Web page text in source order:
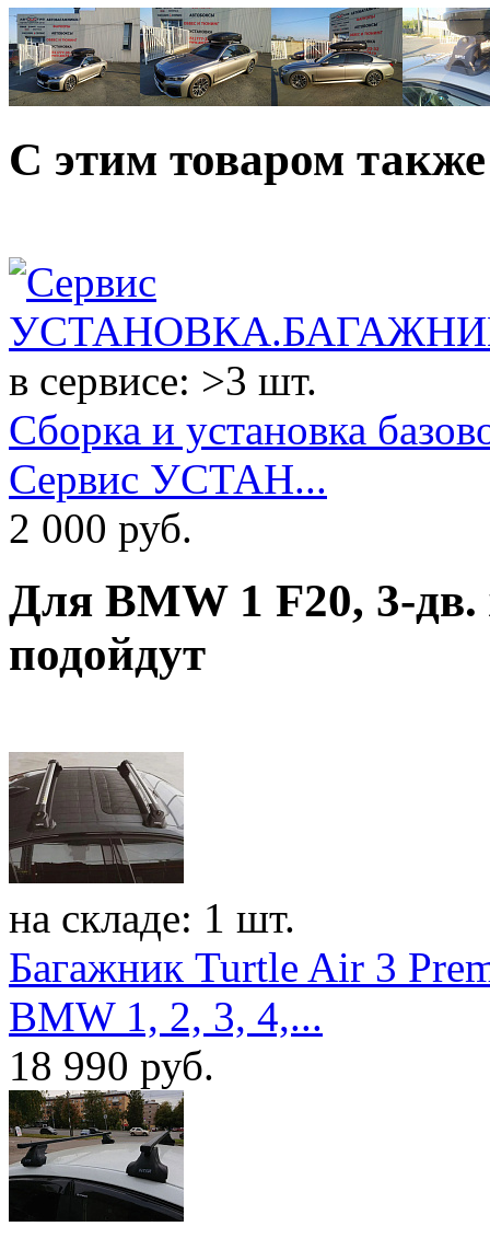
C этим товаром
в сервисе: >3 шт.
Сборка и установка
Сервис УСТАН...
2 000 руб.
Для BMW 1 F20, 3-дв.
подойдут
на складе: 1 шт.
Багажник Turtle Air 3
BMW 1, 2, 3, 4,...
18 990 руб.